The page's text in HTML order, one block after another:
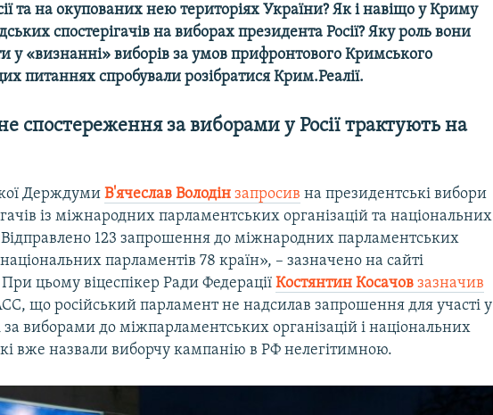
та на окупованих нею територіях України? Як і навіщо у Криму
спостерігачів на виборах президента Росії? Яку роль вони
у «визнанні» виборів за умов прифронтового Кримського
питаннях спробували розібратися Крим.Реалії.
спостереження за виборами у Росії трактують на
ДерждумиВ'ячеслав Володін запросив на президентські вибори
із міжнародних парламентських організацій та національних
123 запрошення до міжнародних парламентських
національних парламентів 78 країн», – зазначено на сайті
цьому віцеспікер Ради ФедераціїКостянтин Косачов зазначив
що російський парламент не надсилав запрошення для участі у
виборами до міжпарламентських організацій і національних
вже назвали виборчу кампанію в РФ нелегітимною.